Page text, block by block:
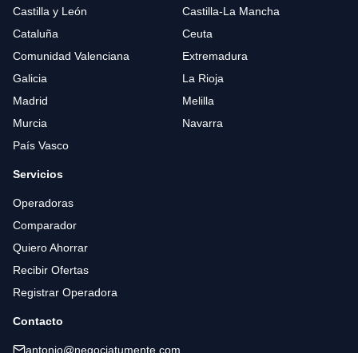
Castilla y León
Castilla-La Mancha
Cataluña
Ceuta
Comunidad Valenciana
Extremadura
Galicia
La Rioja
Madrid
Melilla
Murcia
Navarra
País Vasco
Servicios
Operadoras
Comparador
Quiero Ahorrar
Recibir Ofertas
Registrar Operadora
Contacto
antonio@negociatumente.com